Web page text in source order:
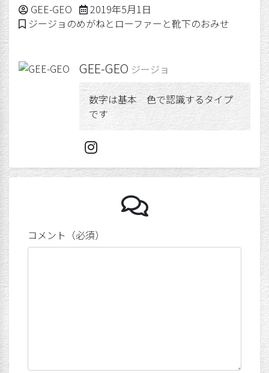
Posted by
GEE-GEO 2019年5月1日
Posted in
ジージョのめがねとローファーと靴下のおみせ
GEE-GEO ジージョ
数字は基本 色で認識するタイプ
です
ジージョ
コメント（必須）